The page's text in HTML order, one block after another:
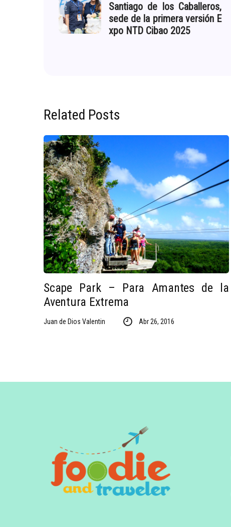
Santiago de los Caballeros,
sede de la primera versión E
xpo NTD Cibao 2025
Related Posts
Scape Park – Para Amantes de la
Aventura Extrema
Juan de Dios Valentin Abr 26, 2016